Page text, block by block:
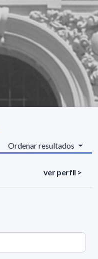
Ordenar resultados
ver perfil >